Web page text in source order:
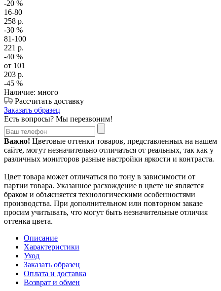
-20 %
16-80
258 р.
-30 %
81-100
221 р.
-40 %
от 101
203 р.
-45 %
Наличие: много
Рассчитать доставку
Заказать образец
Есть вопросы? Мы перезвоним!
Важно! Цветовые оттенки товаров, представленных на нашем
сайте, могут незначительно отличаться от реальных, так как у
различных мониторов разные настройки яркости и контраста.
Цвет товара может отличаться по тону в зависимости от
партии товара. Указанное расхождение в цвете не является
браком и объясняется технологическими особенностями
производства. При дополнительном или повторном заказе
просим учитывать, что могут быть незначительные отличия
оттенка цвета.
Описание
Характеристики
Уход
Заказать образец
Оплата и доставка
Возврат и обмен